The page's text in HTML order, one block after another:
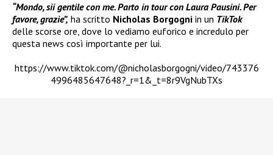
“Mondo, sii gentile con me. Parto in tour con Laura Pausini. Per
favore, grazie”, ha scritto Nicholas Borgogni in un TikTok
delle scorse ore, dove lo vediamo euforico e incredulo per
questa news così importante per lui.
https://www.tiktok.com/@nicholasborgogni/video/743376
4996485647648?_r=1&_t=8r9VgNubTXs